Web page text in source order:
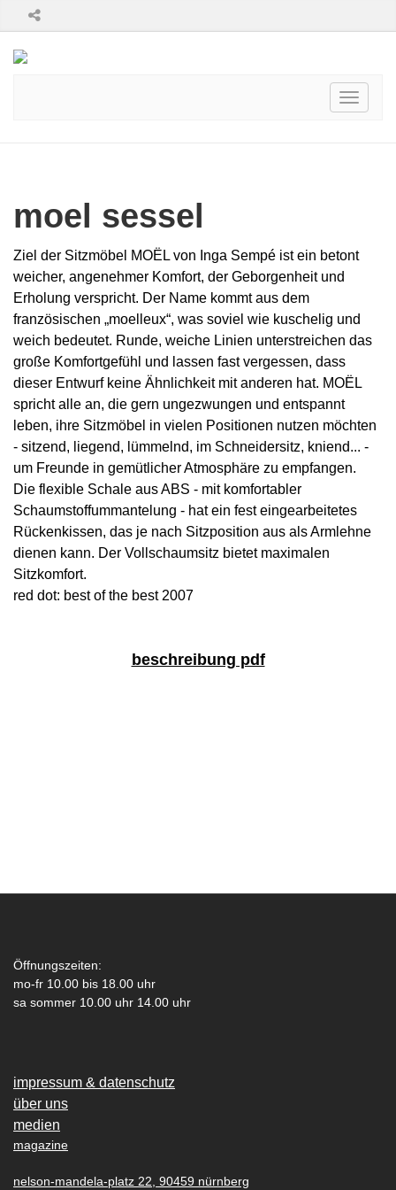
Toggle
moel sessel
Ziel der Sitzmöbel MOËL von Inga Sempé ist ein betont
weicher, angenehmer Komfort, der Geborgenheit und
Erholung verspricht. Der Name kommt aus dem
französischen „moelleux“, was soviel wie kuschelig und
weich bedeutet. Runde, weiche Linien unterstreichen das
große Komfortgefühl und lassen fast vergessen, dass
dieser Entwurf keine Ähnlichkeit mit anderen hat. MOËL
spricht alle an, die gern ungezwungen und entspannt
leben, ihre Sitzmöbel in vielen Positionen nutzen möchten
- sitzend, liegend, lümmelnd, im Schneidersitz, kniend... -
um Freunde in gemütlicher Atmosphäre zu empfangen.
Die flexible Schale aus ABS - mit komfortabler
Schaumstoffummantelung - hat ein fest eingearbeitetes
Rückenkissen, das je nach Sitzposition aus als Armlehne
dienen kann. Der Vollschaumsitz bietet maximalen
Sitzkomfort.
red dot: best of the best 2007
beschreibung pdf
Öffnungszeiten:
mo-fr 10.00 bis 18.00 uhr
sa sommer 10.00 uhr 14.00 uhr
impressum & datenschutz
über uns
medien
magazine
nelson-mandela-platz 22, 90459 nürnberg